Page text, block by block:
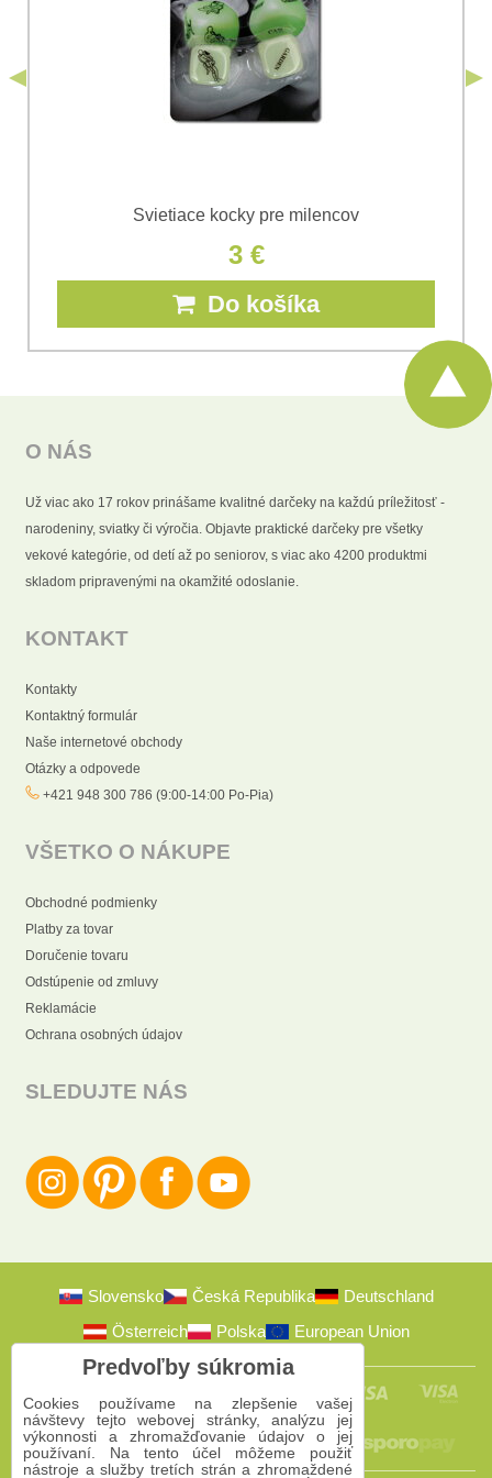
Svietiace kocky pre milencov
3 €
Do košíka
O NÁS
Už viac ako 17 rokov prinášame kvalitné darčeky na každú príležitosť -
narodeniny, sviatky či výročia. Objavte praktické darčeky pre všetky
vekové kategórie, od detí až po seniorov, s viac ako 4200 produktmi
skladom pripravenými na okamžité odoslanie.
KONTAKT
Kontakty
Kontaktný formulár
Naše internetové obchody
Otázky a odpovede
+421 948 300 786 (9:00-14:00 Po-Pia)
VŠETKO O NÁKUPE
Obchodné podmienky
Platby za tovar
Doručenie tovaru
Odstúpenie od zmluvy
Reklamácie
Ochrana osobných údajov
SLEDUJTE NÁS
Slovensko Česká Republika
Deutschland
Österreich
Polska European Union
Predvoľby súkromia
Cookies používame na zlepšenie vašej
návštevy tejto webovej stránky, analýzu jej
výkonnosti a zhromažďovanie údajov o jej
používaní. Na tento účel môžeme použiť
nástroje a služby tretích strán a zhromaždené